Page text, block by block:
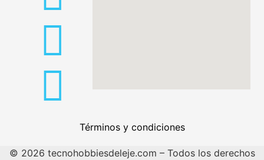
Términos y condiciones
© 2026 tecnohobbiesdeleje.com – Todos los derechos